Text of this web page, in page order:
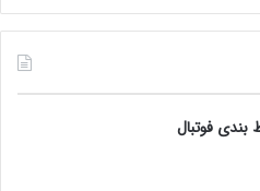
بندی فوتبال